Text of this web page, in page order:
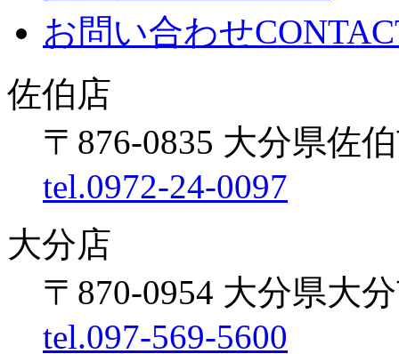
お問い合わせ
佐伯店
〒876-0835 大分県佐
tel.0972-24-0097
大分店
〒870-0954 大分県大
tel.097-569-5600